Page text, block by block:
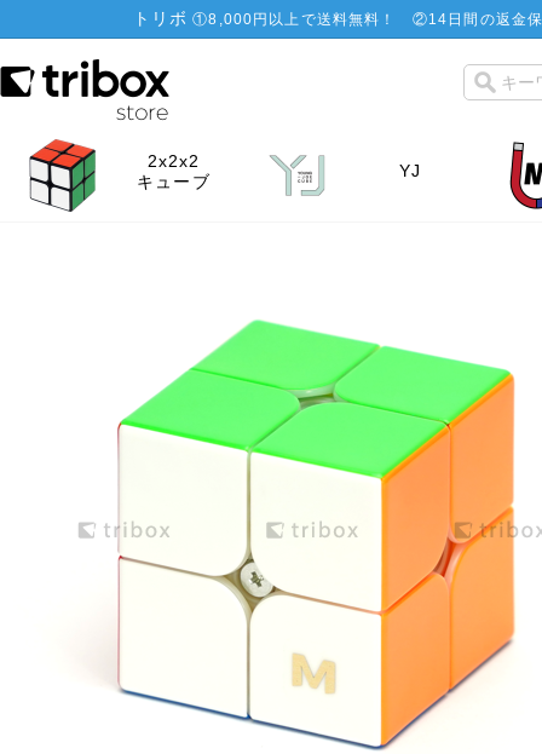
トリボ ①8,000円以上で送料無料！ ②14日間の返金
2x2x2
キューブ
YJ